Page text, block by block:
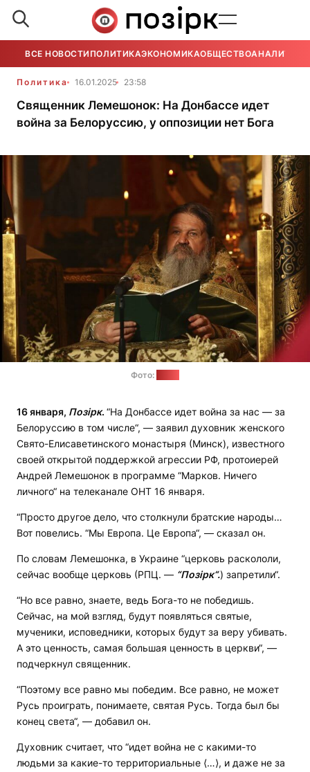
ВСЕ НОВОСТИ ПОЛИТИКАЭКОНОМИКАОБЩЕСТВОАНАЛИТИКА
Политика 16.01.2025 23:58
Священник Лемешонок: На Донбассе идет
война за Белоруссию, у оппозиции нет Бога
Фото:
16 января, Позірк. “На Донбассе идет война за нас — за
Белоруссию в том числе“, — заявил духовник женского
Свято-Елисаветинского монастыря (Минск), известного
своей открытой поддержкой агрессии РФ, протоиерей
Андрей Лемешонок в программе “Марков. Ничего
личного“ на телеканале ОНТ 16 января.
“Просто другое дело, что столкнули братские народы…
Вот повелись. “Мы Европа. Це Европа“, — сказал он.
По словам Лемешонка, в Украине “церковь раскололи,
сейчас вообще церковь (РПЦ. — “Позірк“.) запретили“.
“Но все равно, знаете, ведь Бога-то не победишь.
Сейчас, на мой взгляд, будут появляться святые,
мученики, исповедники, которых будут за веру убивать.
А это ценность, самая большая ценность в церкви“, —
подчеркнул священник.
“Поэтому все равно мы победим. Все равно, не может
Русь проиграть, понимаете, святая Русь. Тогда был бы
конец света“, — добавил он.
Духовник считает, что “идет война не с какими-то
людьми за какие-то территориальные ⟨…⟩, и даже не за